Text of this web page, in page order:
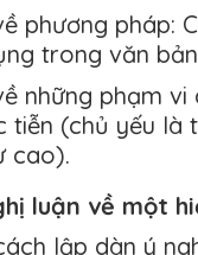
phương pháp:
trong văn
những phạm
tiễn (chủ yếu là
cao).
luận về một
lập dàn ý